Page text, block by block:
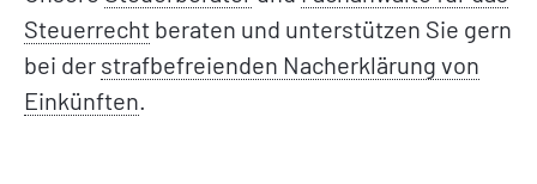
Steuerrecht beraten und unterstützen Sie gern
bei der strafbefreienden Nacherklärung von
Einkünften.